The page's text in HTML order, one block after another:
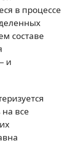
в процессе
составе
и
все